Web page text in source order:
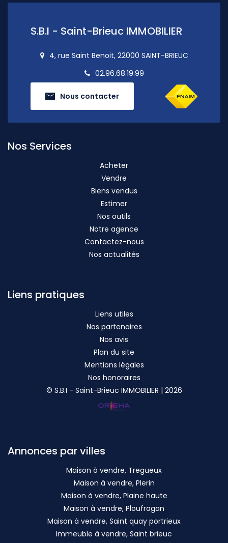
S.B.I - Saint-Brieuc IMMOBILIER
4, rue Saint Benoit, 22000 SAINT-BRIEUC
02.96.68.19.99
Nous contacter
Nos Services
Acheter
Vendre
Biens vendus
Estimer
Nos outils
Notre agence
Contactez-nous
Nos actualités
Liens pratiques
Liens utiles
Nos partenaires
Nos avis
Plan du site
Mentions légales
Nos honoraires
© S.B.I - Saint-Brieuc IMMOBILIER | 2026
Annonces par villes
Maison à vendre, Tregueux
Maison à vendre, Plerin
Maison à vendre, Plaine haute
Maison à vendre, Ploufragan
Maison à vendre, Saint quay portrieux
Immeuble à vendre, Saint brieuc